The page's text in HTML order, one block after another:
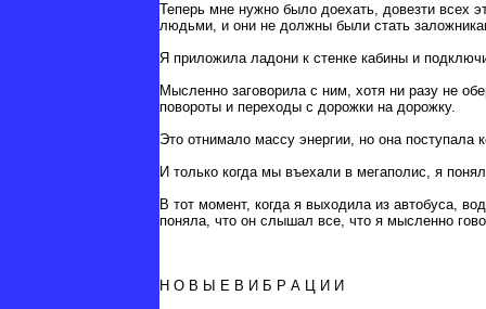
Теперь мне нужно было доехать, довезти всех
людьми, и они не должны были стать
Я приложила ладони к стенке кабины и
Мысленно заговорила с ним, хотя ни разу не
повороты и переходы с дорожки на дорожку.
Это отнимало массу энергии, но она поступала
И только когда мы въехали в мегаполис, я
В тот момент, когда я выходила из автобуса,
поняла, что он слышал все, что я мысленно
Н О В Ы Е В И Б Р А Ц И И